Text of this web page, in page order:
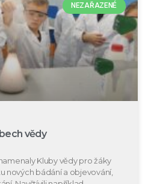
NEZAŘAZENÉ
vědy
Kluby vědy pro žáky
nových bádání a objevování,